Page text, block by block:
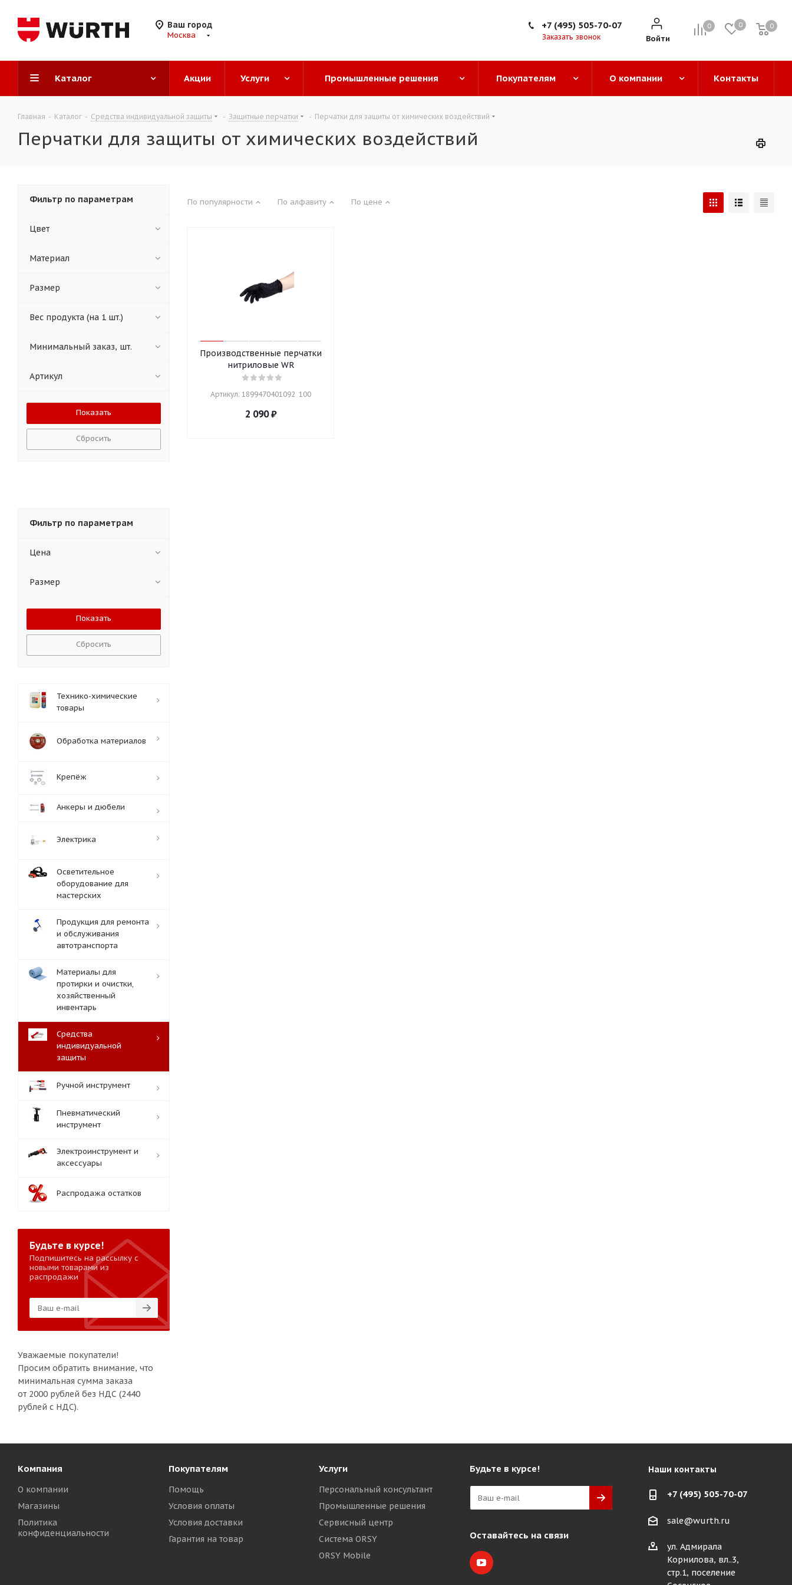
Ваш город
Москва
0 0 0
0
Войти
+7 (495) 505-70-07
Заказать звонок
Каталог Акции Услуги Промышленные решения Покупателям О компании Контакты
Главная - Каталог - Средства индивидуальной защиты - Защитные перчатки - Перчатки для защиты от химических воздействий
Перчатки для защиты от химических воздействий
По популярности По алфавиту По цене
Производственные перчатки
нитриловые WR
Артикул: 1899470401092  100
2 090₽
Фильтр по параметрам
Цвет
Материал
Размер
Вес продукта (на 1 шт.)
Минимальный заказ, шт.
Артикул
Сбросить
Фильтр по параметрам
Цена
Размер
Сбросить
Технико-химические
товары
Обработка материалов
Крепёж
Анкеры и дюбели
Электрика
Осветительное
оборудование для
мастерских
Продукция для ремонта
и обслуживания
автотранспорта
Материалы для
протирки и очистки,
хозяйственный
инвентарь
Средства
индивидуальной
защиты
Ручной инструмент
Пневматический
инструмент
Электроинструмент и
аксессуары
Распродажа остатков
Будьте в курсе!
Подпишитесь на рассылку с
новыми товарами из
распродажи
Уважаемые покупатели!
Просим обратить внимание, что
минимальная сумма заказа
от 2000 рублей без НДС (2440
рублей с НДС).
Компания
О компании
Магазины
Политика
конфиденциальности
Покупателям
Помощь
Условия оплаты
Условия доставки
Гарантия на товар
Услуги
Персональный консультант
Промышленные решения
Сервисный центр
Система ORSY
ORSY Mobile
Будьте в курсе!
Оставайтесь на связи
Наши контакты
+7 (495) 505-70-07
sale@wurth.ru
ул. Адмирала
Корнилова, вл..3,
стр.1, поселение